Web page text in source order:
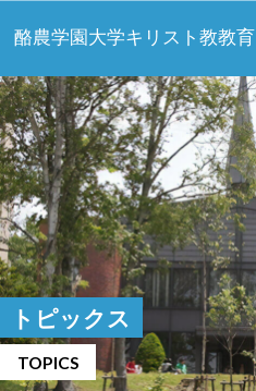
酪農学園大学キリスト教教育
トピックス
TOPICS